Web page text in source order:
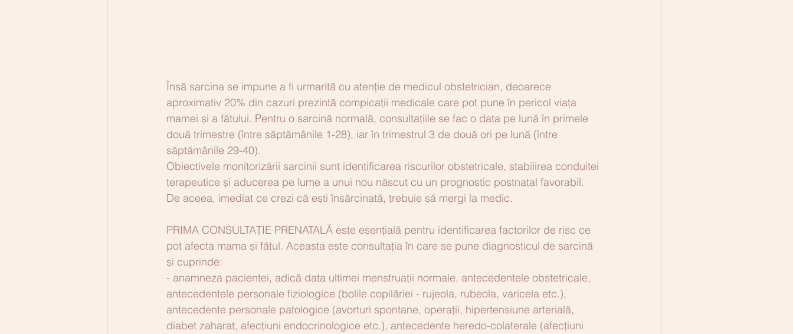
Însă sarcina se impune a fi urmarită cu atenție de medicul obstetrician, deoarece
aproximativ 20% din cazuri prezintă compicații medicale care pot pune în pericol viața
mamei și a fătului. Pentru o sarcină normală, consultațiile se fac o data pe lună în primele
două trimestre (între săptămânile 1-28), iar în trimestrul 3 de două ori pe lună (între
săptămânile 29-40).
Obiectivele monitorizării sarcinii sunt identificarea riscurilor obstetricale, stabilirea conduitei
terapeutice și aducerea pe lume a unui nou născut cu un prognostic postnatal favorabil.
De aceea, imediat ce crezi că ești însărcinată, trebuie să mergi la medic.
PRIMA CONSULTAȚIE PRENATALĂ este esențială pentru identificarea factorilor de risc ce
pot afecta mama și fătul. Aceasta este consultația în care se pune diagnosticul de sarcină
și cuprinde:
- anamneza pacientei, adică data ultimei menstruații normale, antecedentele obstetricale,
antecedentele personale fiziologice (bolile copilăriei - rujeola, rubeola, varicela etc.),
antecedente personale patologice (avorturi spontane, operații, hipertensiune arterială,
diabet zaharat, afecțiuni endocrinologice etc.), antecedente heredo-colaterale (afecțiuni